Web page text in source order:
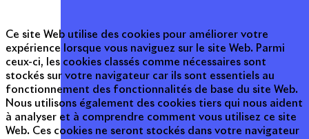
Ce site Web utilise des cookies pour améliorer votre
expérience lorsque vous naviguez sur le site Web. Parmi
ceux-ci, les cookies classés comme nécessaires sont
stockés sur votre navigateur car ils sont essentiels au
fonctionnement des fonctionnalités de base du site Web.
Nous utilisons également des cookies tiers qui nous aident
à analyser et à comprendre comment vous utilisez ce site
Web. Ces cookies ne seront stockés dans votre navigateur